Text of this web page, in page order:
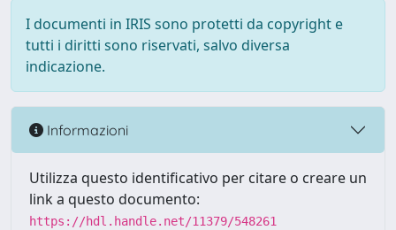
I documenti in IRIS sono protetti da copyright e
tutti i diritti sono riservati, salvo diversa
indicazione.
Informazioni
Utilizza questo identificativo per citare o creare un
link a questo documento:
https://hdl.handle.net/11379/548261